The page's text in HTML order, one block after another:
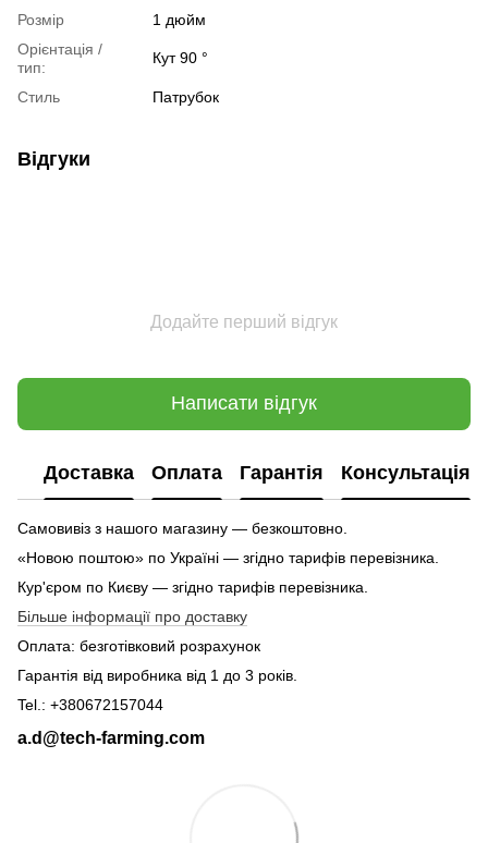
Розмір
1 дюйм
Орієнтація /
тип:
Кут 90 °
Стиль Патрубок
Відгуки
Додайте перший відгук
Написати відгук
Доставка Оплата Гарантія Консультація
Самовивіз з нашого магазину — безкоштовно.
«Новою поштою» по Україні — згідно тарифів перевізника.
Кур'єром по Києву — згідно тарифів перевізника.
Більше інформації про доставку
Оплата: безготівковий розрахунок
Гарантія від виробника від 1 до 3 років.
Tel.: +380672157044
a.d@tech-farming.com